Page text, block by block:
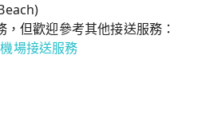
，但歡迎參考其他接送服務：
場接送服務